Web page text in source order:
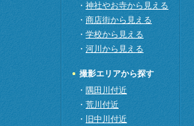
・ 神社やお寺から見える
・ 商店街から見える
・ 学校から見える
・ 河川から見える
撮影エリアから探す
・ 隅田川付近
・ 荒川付近
・
旧中川付近